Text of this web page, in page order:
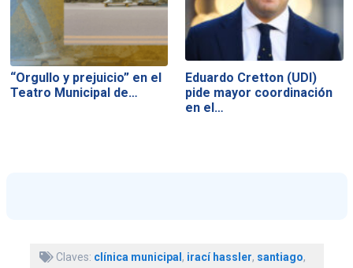
“Orgullo y prejuicio” en el
Teatro Municipal de…
Eduardo Cretton (UDI)
pide mayor coordinación
en el…
Claves: clínica municipal, irací hassler, santiago,